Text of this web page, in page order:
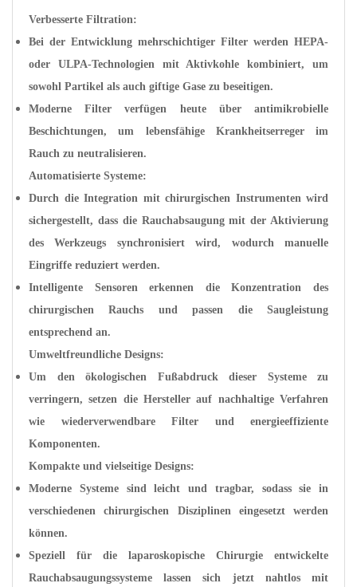
Verbesserte Filtration:
Bei der Entwicklung mehrschichtiger Filter werden HEPA-
oder ULPA-Technologien mit Aktivkohle kombiniert, um
sowohl Partikel als auch giftige Gase zu beseitigen.
Moderne Filter verfügen heute über antimikrobielle
Beschichtungen, um lebensfähige Krankheitserreger im
Rauch zu neutralisieren.
Automatisierte Systeme:
Durch die Integration mit chirurgischen Instrumenten wird
sichergestellt, dass die Rauchabsaugung mit der Aktivierung
des Werkzeugs synchronisiert wird, wodurch manuelle
Eingriffe reduziert werden.
Intelligente Sensoren erkennen die Konzentration des
chirurgischen Rauchs und passen die Saugleistung
entsprechend an.
Umweltfreundliche Designs:
Um den ökologischen Fußabdruck dieser Systeme zu
verringern, setzen die Hersteller auf nachhaltige Verfahren
wie wiederverwendbare Filter und energieeffiziente
Komponenten.
Kompakte und vielseitige Designs:
Moderne Systeme sind leicht und tragbar, sodass sie in
verschiedenen chirurgischen Disziplinen eingesetzt werden
können.
Speziell für die laparoskopische Chirurgie entwickelte
Rauchabsaugungssysteme lassen sich jetzt nahtlos mit